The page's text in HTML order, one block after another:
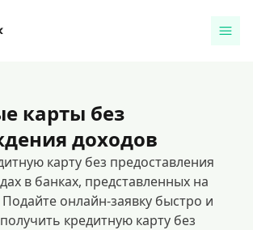
карты без
доходов
карту без предоставления
в банках, представленных на
онлайн-заявку быстро и
кредитную карту без